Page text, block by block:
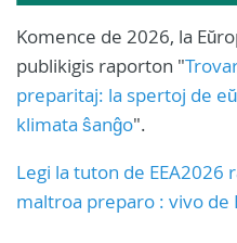
Komence de 2026, la
publikigis raporton "
preparitaj: la spertoj de
klimata ŝanĝo".
Legi la tuton de EEA2026
maltroa preparo : vivo de